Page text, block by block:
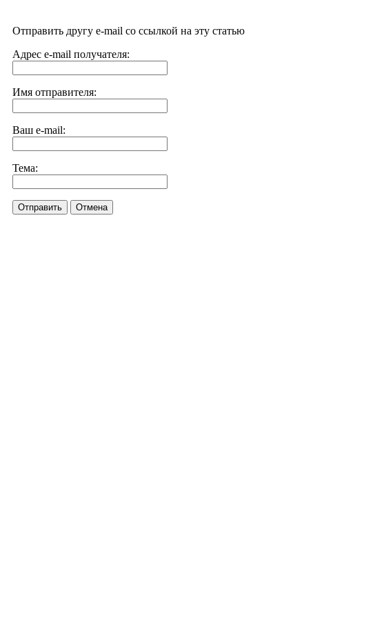
Отправить другу e-mail со ссылкой на эту статью
Адрес e-mail получателя:
Имя отправителя:
Ваш e-mail:
Тема:
Отправить Отмена